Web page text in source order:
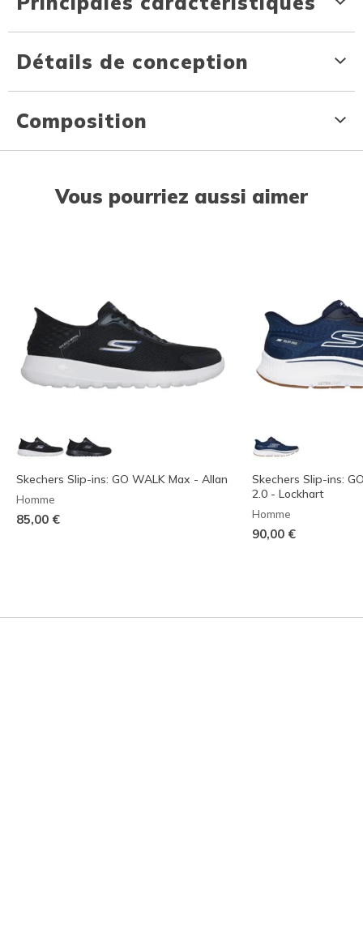
Détails de conception
Composition
Vous pourriez aussi aimer
Skechers Slip-ins: GO WALK Max - Allan
Homme
85,00 €
Skechers Slip-ins:
2.0 - Lockhart
Homme
90,00 €